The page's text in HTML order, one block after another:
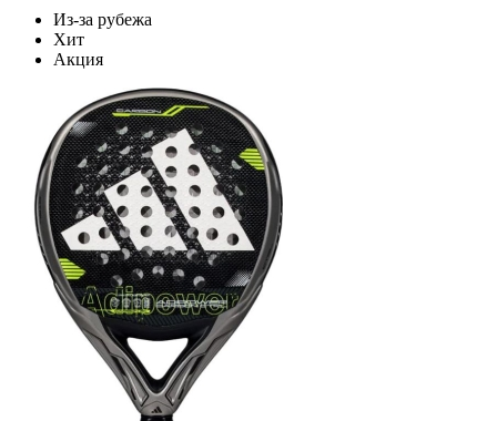
Из-за рубежа
Хит
Акция